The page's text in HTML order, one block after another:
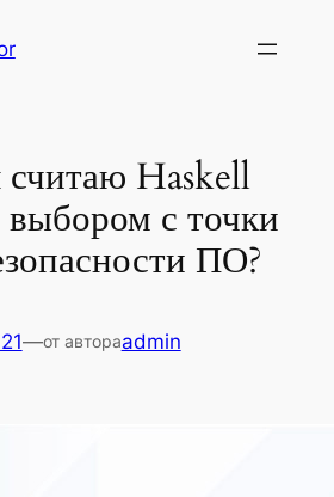
Haskell
с точки
ПО?
—от автораadmin